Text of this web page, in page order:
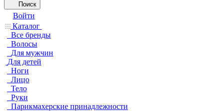
Поиск
Войти
Каталог
Все бренды
Волосы
Для мужчин
Для детей
Ноги
Лицо
Тело
Руки
Парикмахерские принадлежности